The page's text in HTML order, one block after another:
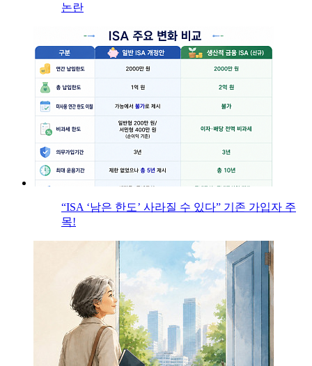
논란
“ISA ‘남은 한도’ 사라질 수 있다” 기존 가입자 주
목!